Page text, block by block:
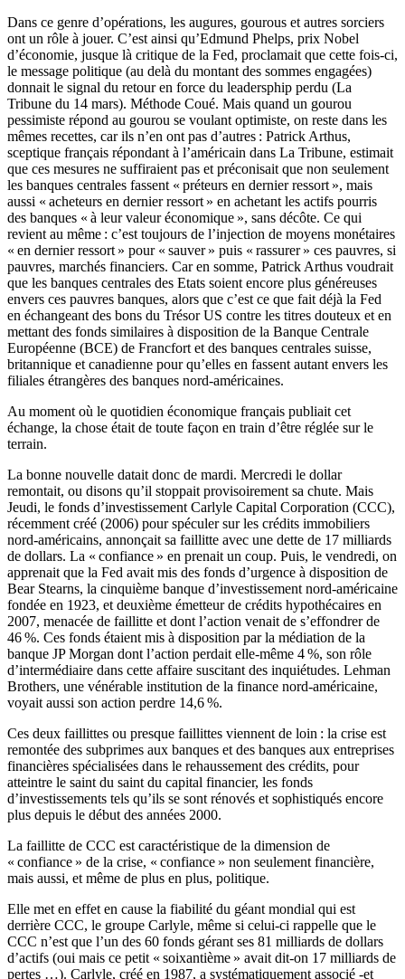
Dans ce genre d’opérations, les augures, gourous et autres sorciers
ont un rôle à jouer. C’est ainsi qu’Edmund Phelps, prix Nobel
d’économie, jusque là critique de la Fed, proclamait que cette fois-ci,
le message politique (au delà du montant des sommes engagées)
donnait le signal du retour en force du leadersphip perdu (La
Tribune du 14 mars). Méthode Coué. Mais quand un gourou
pessimiste répond au gourou se voulant optimiste, on reste dans les
mêmes recettes, car ils n’en ont pas d’autres : Patrick Arthus,
sceptique français répondant à l’américain dans La Tribune, estimait
que ces mesures ne suffiraient pas et préconisait que non seulement
les banques centrales fassent « préteurs en dernier ressort », mais
aussi « acheteurs en dernier ressort » en achetant les actifs pourris
des banques « à leur valeur économique », sans décôte. Ce qui
revient au même : c’est toujours de l’injection de moyens monétaires
« en dernier ressort » pour « sauver » puis « rassurer » ces pauvres, si
pauvres, marchés financiers. Car en somme, Patrick Arthus voudrait
que les banques centrales des Etats soient encore plus généreuses
envers ces pauvres banques, alors que c’est ce que fait déjà la Fed
en échangeant des bons du Trésor US contre les titres douteux et en
mettant des fonds similaires à disposition de la Banque Centrale
Européenne (BCE) de Francfort et des banques centrales suisse,
britannique et canadienne pour qu’elles en fassent autant envers les
filiales étrangères des banques nord-américaines.
Au moment où le quotidien économique français publiait cet
échange, la chose était de toute façon en train d’être réglée sur le
terrain.
La bonne nouvelle datait donc de mardi. Mercredi le dollar
remontait, ou disons qu’il stoppait provisoirement sa chute. Mais
Jeudi, le fonds d’investissement Carlyle Capital Corporation (CCC),
récemment créé (2006) pour spéculer sur les crédits immobiliers
nord-américains, annonçait sa faillitte avec une dette de 17 milliards
de dollars. La « confiance » en prenait un coup. Puis, le vendredi, on
apprenait que la Fed avait mis des fonds d’urgence à disposition de
Bear Stearns, la cinquième banque d’investissement nord-américaine
fondée en 1923, et deuxième émetteur de crédits hypothécaires en
2007, menacée de faillitte et dont l’action venait de s’effondrer de
46 %. Ces fonds étaient mis à disposition par la médiation de la
banque JP Morgan dont l’action perdait elle-même 4 %, son rôle
d’intermédiaire dans cette affaire suscitant des inquiétudes. Lehman
Brothers, une vénérable institution de la finance nord-américaine,
voyait aussi son action perdre 14,6 %.
Ces deux faillittes ou presque faillittes viennent de loin : la crise est
remontée des subprimes aux banques et des banques aux entreprises
financières spécialisées dans le rehaussement des crédits, pour
atteintre le saint du saint du capital financier, les fonds
d’investissements tels qu’ils se sont rénovés et sophistiqués encore
plus depuis le début des années 2000.
La faillitte de CCC est caractéristique de la dimension de
« confiance » de la crise, « confiance » non seulement financière,
mais aussi, et même de plus en plus, politique.
Elle met en effet en cause la fiabilité du géant mondial qui est
derrière CCC, le groupe Carlyle, même si celui-ci rappelle que le
CCC n’est que l’un des 60 fonds gérant ses 81 milliards de dollars
d’actifs (oui mais ce petit « soixantième » avait dit-on 17 milliards de
pertes …). Carlyle, créé en 1987, a systématiquement associé -et